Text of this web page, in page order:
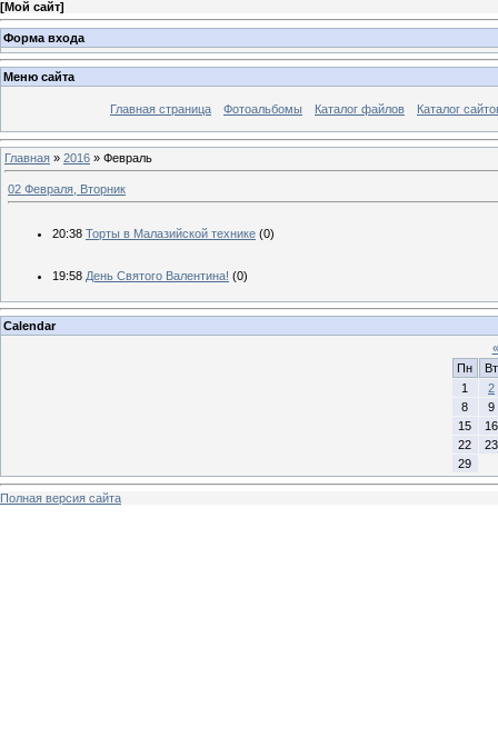
[Мой сайт]
Форма входа
Меню сайта
Главная страница Фотоальбомы Каталог файлов Каталог
Главная » 2016 » Февраль
02 Февраля, Вторник
20:38 Торты в Малазийской технике (0)
19:58 День Святого Валентина! (0)
Calendar
«
Пн
Вт
1
2
8
9
15
16
22
23
29
Полная версия сайта